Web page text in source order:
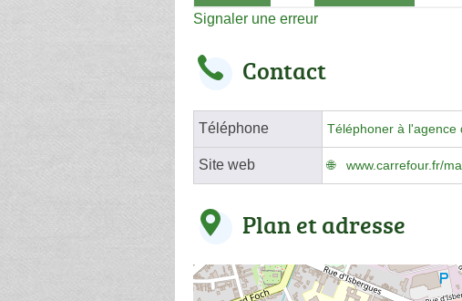
Signaler une erreur
Contact
Téléphone Téléphoner à l'agence
Site web www.carrefour.fr/
Plan et adresse